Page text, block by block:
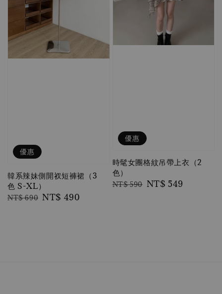
優惠
韓系辣妹側開衩短褲裙（3
色 S-XL）
Regular
NT$ 690 Sale
NT$ 490
優惠
時髦女團格紋吊帶上衣（2
色）
Regular
NT$ 590 Sale
NT$ 549